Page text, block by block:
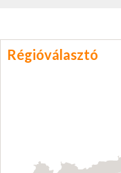
Régióválasztó